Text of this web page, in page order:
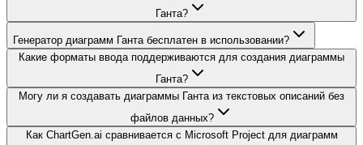
Ганта?
Генератор диаграмм Ганта бесплатен в использовании?
Какие форматы ввода поддерживаются для создания диаграммы
Ганта?
Могу ли я создавать диаграммы Ганта из текстовых описаний без
файлов данных?
Как ChartGen.ai сравнивается с Microsoft Project для диаграмм